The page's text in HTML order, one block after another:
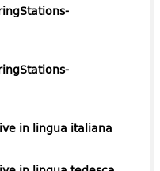
in lingua italiana